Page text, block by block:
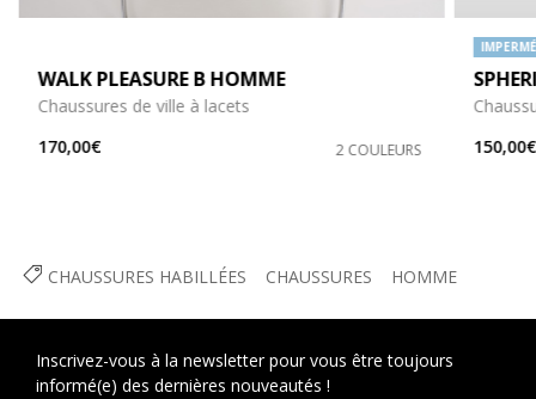
CHAUSSURES HABILLÉES CHAUSSURES HOMME
WALK PLEASURE B HOMME
Chaussures de ville à lacets
170,00€
2 COULEURS
150,00€
Inscrivez-vous à la newsletter pour vous être toujours
informé(e) des dernières nouveautés !